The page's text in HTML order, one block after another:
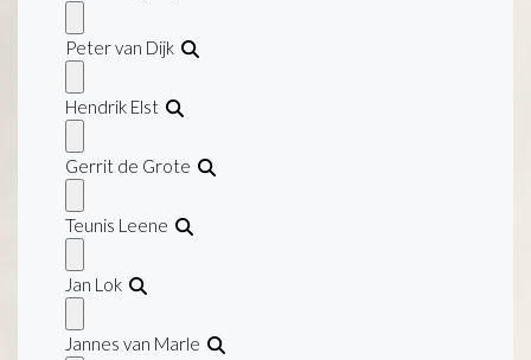
Peter van Dijk
Hendrik Elst
Gerrit de Grote
Teunis Leene
Jan Lok
Jannes van Marle